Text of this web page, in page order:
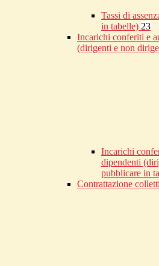
Tassi di
in tabelle) 23
Incarichi conferiti e
(dirigenti e non
Incarichi
dipendenti
pubblicare in
Contrattazione